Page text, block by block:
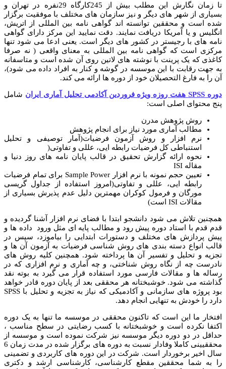
تا زمان نگارش این مطلب بیش از 245کارگاه 29نفره در تهران و
بسیاری از شهر های دیگر و نیز سازمان های مختلف با موفقیت برگزار
شده است و محققین توانسته اند گواهی نامه بین المللی از اتریش،
انگلیس و یا آمریکا دریافت نمایند. دقت نمایید این مرکز دارای گواهی
نامه های با رجیستر در کشور های دیگر است. یعنی ادعا می شود تنها
مرکزی است که گواهی نامه بین المللی به معنای واقعی ( نه صرفا
کاغذی که یک پرینت با نوشته های لاتین روی آن شده است و متاسفانه
به جهت رقابت با این موسسه در گوشه و کنار به افراد داده می شود)،
آن را به فارغ التحصیلان خود از دوره ها ارائه می کند.
دوره SPSSهفت روزه ویژه فروردین آکادمی تحلیل آماری ایران شامل
پنج محتوای اصلی است:
روش پژوهش مدرن
مطالب آماری مورد نیاز برای انجام پژوهش
نرم افزار و روش آزمون فرضیات(آمار توصیفی و تحلیل
استنباطی کل فرضیات رابطه ایی، عللی و تفاوتی(
نحوه ارائه گزارش تحقیق در قالب پایان نامه های روز دنیا و
مقاله ISI
تعیین حجم نمونه با نرم افزار Sample Power برای تمام فرضیات
رابطه ایی، عللی و تفاوتی(امروز استفاده از جداول گریسی
مورگان و فرمول کوکران مهمترین دلیل عدم پذیرش بسیاری از
مقالات ISI است)
همچنین تلاش می شود دانشجو ابتدا با فضای نرم افزار آشنا گردیده و
قدم قدم با استاد دوره پیش رود و مطالب پایه ای مثل ورود داده ها و
پیش پردازش های مختلف و دستورات ابتدایی را بیاموزد، سپس در
قالب انواع دسته بندی های روش شناسی فرضیات به آزمون آن ها و
تجزیه و تحلیل و تفسیر آن ها پرداخته شود. همچنین کلیه روش های
نادرست چه از نگاه روش شناختی، و چه آماری و نرم افزاری که در
رساله ها و مقالات فارسی مورد استفاده قرار می گیرد به بوته نقد
گذاشته می شود. خوشبختانه هر محققی بعد از پایان دوره قادر خواهد
بود پروژه های سازمانی و آکادمیکی که نیاز به تجزیه و تحلیل با SPSS
دارد را خودش به تنهایی انجام دهد.
افتخار ما این است که تاکنون محققی در موسسه ما تنها به یک دوره
اکتفا نکرده است و خوشبختانه با کسب رضایتی در سطح مناسب ،
حداقل در دو دوره دیگر موسسه نیز شرکت نموده است و موسسه از
محققیینی کاملا وفادار نسبت به دوره های برگزار شده در مدت زمان 6
سال اخیر برخوردار است. شرکت در این دوره های کاربردی و تضمینی
را به شما محققین مقطع کارشناسی، کارشناسی ارشد و دکتری